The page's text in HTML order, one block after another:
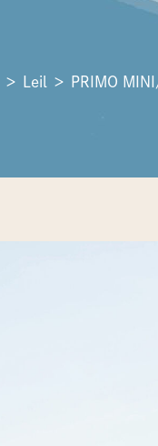
＞ Leil ＞ PRIMO